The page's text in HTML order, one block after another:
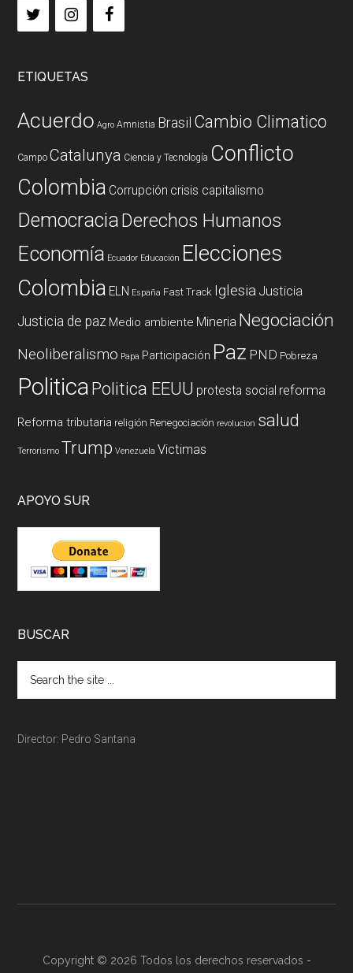
ETIQUETAS
Acuerdo Agro Amnistia Brasil Cambio Climatico
Campo Catalunya Ciencia y Tecnología Conflicto
Colombia Corrupción crisis capitalismo
DemocraciaDerechos Humanos
Economía Ecuador Educación Elecciones
Colombia ELN España Fast Track Iglesia Justicia
Justicia de paz Medio ambiente Mineria Negociación
Neoliberalismo Papa Participación Paz PND Pobreza
PoliticaPolitica EEUU protesta social reforma
Reforma tributaria religión Renegociación revolucion salud
Terrorismo Trump Venezuela Victimas
APOYO SUR
BUSCAR
Director: Pedro Santana
Copyright © 2026 Todos los derechos reservados -